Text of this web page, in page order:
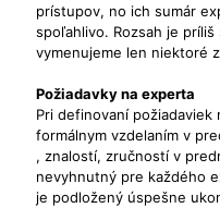
prístupov, no ich sumár
spoľahlivo. Rozsah je
vymenujeme len niektoré
Požiadavky na experta
Pri definovaní
formálnym vzdelaním v
, znalostí, zručností v
nevyhnutný pre každého
je podložený úspešne